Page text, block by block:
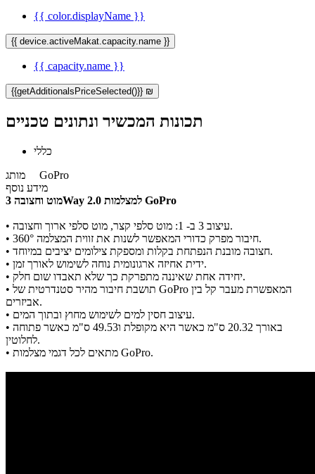
{{ color.displayName }}
{{ device.activeMakat.capacity.name }}
{{ capacity.name }}
{{getAdditionalsPriceSelected()}} ₪
תכונות המכשיר ונתונים טכניים
כללי
מותג GoPro
מידע נוסף
מוט וחצובה 3Way 2.0 למצלמות GoPro
•
עיצוב 3 ב- 1: מוט סלפי קצר, מוט סלפי ארוך וחצובה.
•
חיבור מפרק כדורי המאפשר לשנות את זווית המצלמה 360°.
•
חצובה מובנת הנפתחת בקלות ומספקת צילומים יציבים במיוחד.
•
ידית אחיזה ארגונומית נוחה לשימוש לאורך זמן.
•
יחידה אחת שאיננה מתפרקת כך שלא תאבדו שום חלק.
• תושבת חיבור מהיר סטנדרטית של GoPro המאפשרת מעבר קל בין
אביזרים.
•
עיצוב חסין למים לשימוש מחוץ ובתוך המים.
• באורך 20.32 ס"מ כאשר היא מקופלת ו49.53 ס"מ כאשר פתוחה
לחלוטין.
•
מתאים לכל דגמי מצלמות GoPro.